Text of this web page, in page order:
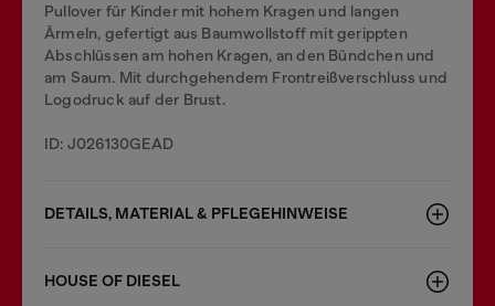
Pullover für Kinder mit hohem Kragen und langen
Ärmeln, gefertigt aus Baumwollstoff mit gerippten
Abschlüssen am hohen Kragen, an den Bündchen und
am Saum. Mit durchgehendem Frontreißverschluss und
Logodruck auf der Brust.
ID: J026130GEAD
DETAILS, MATERIAL & PFLEGEHINWEISE
HOUSE OF DIESEL